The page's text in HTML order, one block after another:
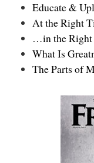
Educate &
At the Right
…in the Right
What Is
The Parts of